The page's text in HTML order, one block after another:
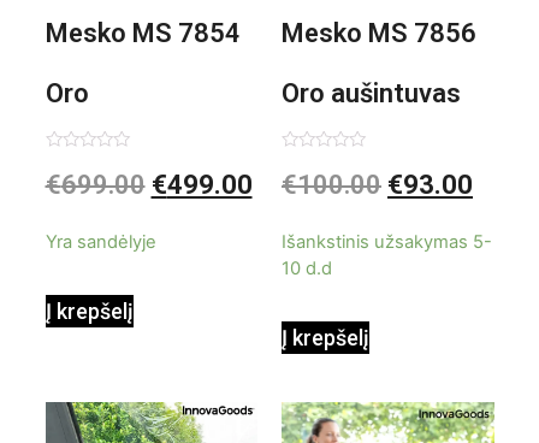
Mesko MS 7854
Oro
kondicionierius
0
iš
€699.00 €499.00
Yra sandėlyje
Į krepšelį
Mesko MS 7856
Oro aušintuvas
be ašmenų 3in1
0
iš
€100.00 €93.00
Išankstinis užsakymas 5-
10 d.d
Į krepšelį